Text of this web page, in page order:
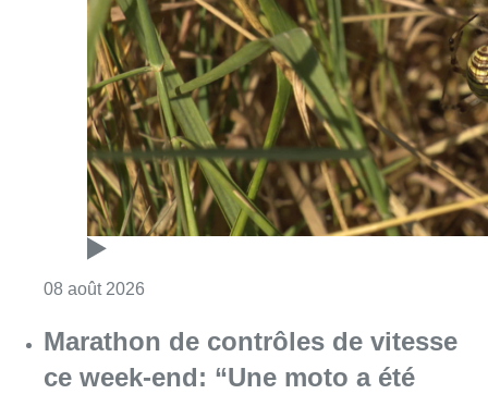
08 août 2026
Marathon de contrôles de vitesse
ce week-end: “Une moto a été